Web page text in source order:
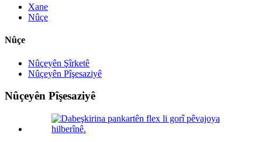
Xane
Nûçe
Nûçe
Nûçeyên Şîrketê
Nûçeyên Pîşesaziyê
Nûçeyên Pîşesaziyê